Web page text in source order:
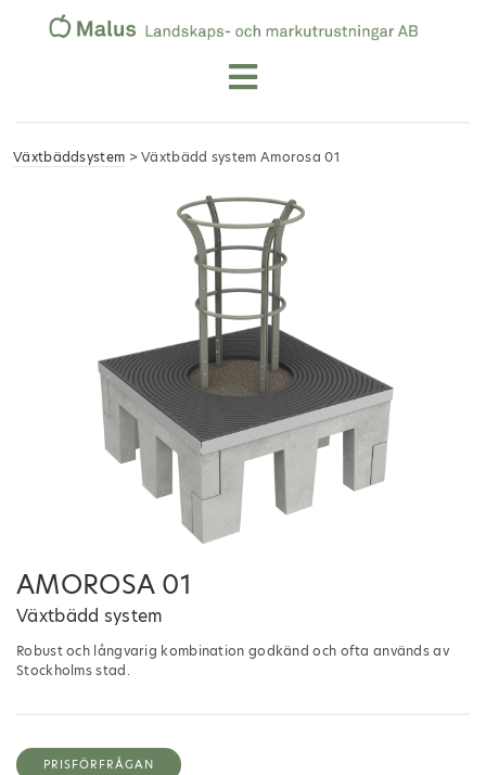
Växtbäddsystem > Växtbädd system Amorosa 01
AMOROSA 01
Växtbädd system
Robust och långvarig kombination godkänd och ofta används av
Stockholms stad.
PRISFÖRFRÅGAN